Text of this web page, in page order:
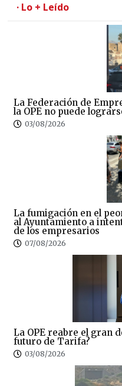
· Lo + Leído
La Federación de
la OPE no puede
03/08/2026
La fumigación en el
al Ayuntamiento a
de los empresarios
07/08/2026
La OPE reabre el gran
futuro de Tarifa?
03/08/2026